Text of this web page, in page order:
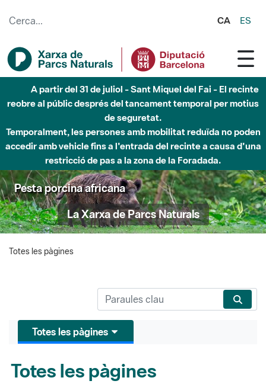
CA ES
A partir del 31 de juliol - Sant Miquel del Fai - El recinte
reobre al públic després del tancament temporal per motius
de seguretat.
Temporalment, les persones amb mobilitat reduïda no poden
accedir amb vehicle fins a l'entrada del recinte a causa d'una
restricció de pas a la zona de la Foradada.
Pesta porcina africana
La Xarxa de Parcs Naturals
Totes les pàgines
Totes les pàgines
Totes les pàgines